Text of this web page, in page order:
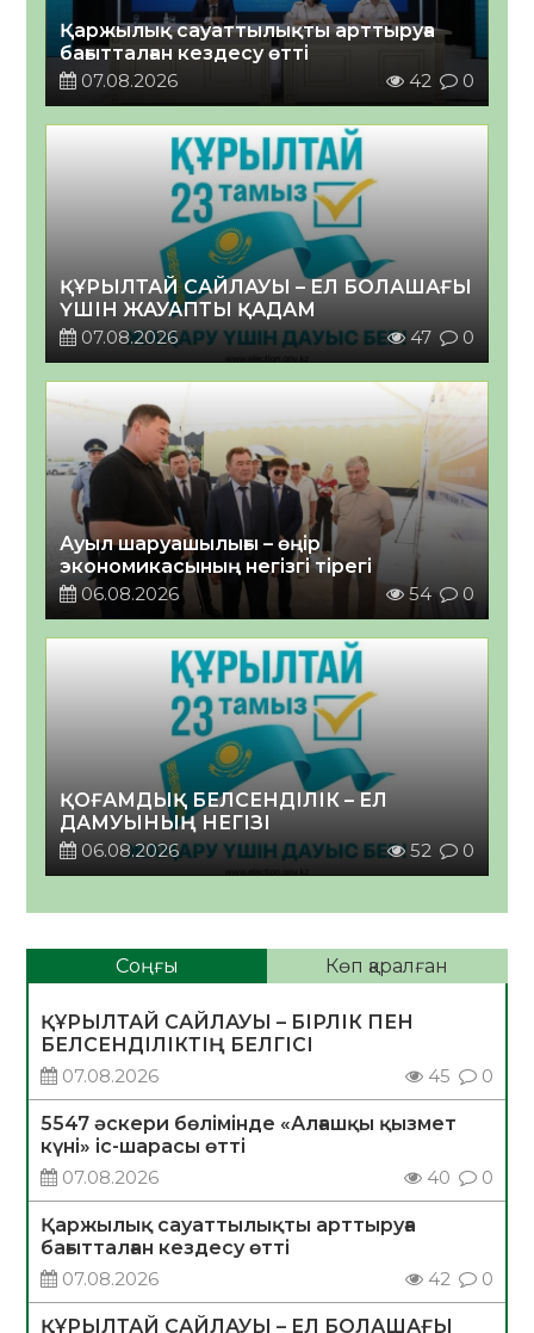
Қаржылық сауаттылықты арттыруға
бағытталған кездесу өтті
07.08.2026
42 0
ҚҰРЫЛТАЙ САЙЛАУЫ – ЕЛ БОЛАШАҒЫ
ҮШІН ЖАУАПТЫ ҚАДАМ
07.08.2026
47 0
Ауыл шаруашылығы – өңір
экономикасының негізгі тірегі
06.08.2026
54 0
ҚОҒАМДЫҚ БЕЛСЕНДІЛІК – ЕЛ
ДАМУЫНЫҢ НЕГІЗІ
06.08.2026
52 0
Соңғы Көп қаралған
ҚҰРЫЛТАЙ САЙЛАУЫ – БІРЛІК ПЕН
БЕЛСЕНДІЛІКТІҢ БЕЛГІСІ
07.08.2026
45 0
5547 әскери бөлімінде «Алғашқы қызмет
күні» іс-шарасы өтті
07.08.2026
40 0
Қаржылық сауаттылықты арттыруға
бағытталған кездесу өтті
07.08.2026
42 0
ҚҰРЫЛТАЙ САЙЛАУЫ – ЕЛ БОЛАШАҒЫ